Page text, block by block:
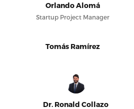
Orlando Alomá
Startup Project Manager
Tomás Ramírez
Dr. Ronald Collazo